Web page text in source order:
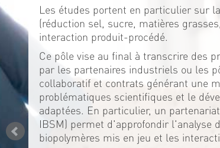
Les études portent en particulier sur
(réduction sel, sucre, matières
interaction produit-procédé.
Ce pôle vise au final à transcrire des
par les partenaires industriels ou les
collaboratif et contrats générant une
problématiques scientifiques et le
adaptées. En particulier, un
IBSM) permet d'approfondir l'analyse
biopolymères mis en jeu et les